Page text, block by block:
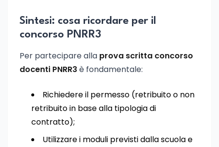
Sintesi: cosa ricordare per il
concorso PNRR3
Per partecipare alla prova scritta concorso
docenti PNRR3 è fondamentale:
Richiedere il permesso (retribuito o non
retribuito in base alla tipologia di
contratto);
Utilizzare i moduli previsti dalla scuola e